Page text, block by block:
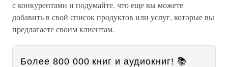
с конкурентами и подумайте, что еще вы можете
добавить в свой список продуктов или услуг, которые вы
предлагаете своим клиентам.
Более 800 000 книг и аудиокниг! 📚